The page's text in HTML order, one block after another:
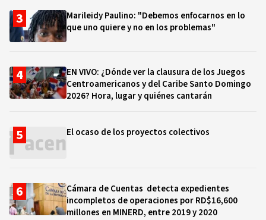
Marileidy Paulino: "Debemos enfocarnos en lo
que uno quiere y no en los problemas"
EN VIVO: ¿Dónde ver la clausura de los Juegos
Centroamericanos y del Caribe Santo Domingo
2026? Hora, lugar y quiénes cantarán
El ocaso de los proyectos colectivos
Cámara de Cuentas detecta expedientes
incompletos de operaciones por RD$16,600
millones en MINERD, entre 2019 y 2020